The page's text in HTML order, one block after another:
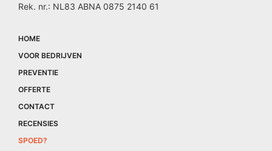
Rek. nr.: NL83 ABNA 0875 2140 61
HOME
VOOR BEDRIJVEN
PREVENTIE
OFFERTE
CONTACT
RECENSIES
SPOED?